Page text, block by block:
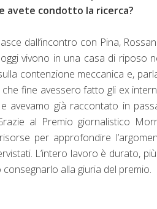
avete condotto la ricerca?
dall’incontro con Pina,
vivono in una casa di
contenzione meccanica e,
fine avessero fatto gli ex
avevamo già raccontato in
al Premio giornalistico
per approfondire
L’intero lavoro è durato,
alla giuria del premio.